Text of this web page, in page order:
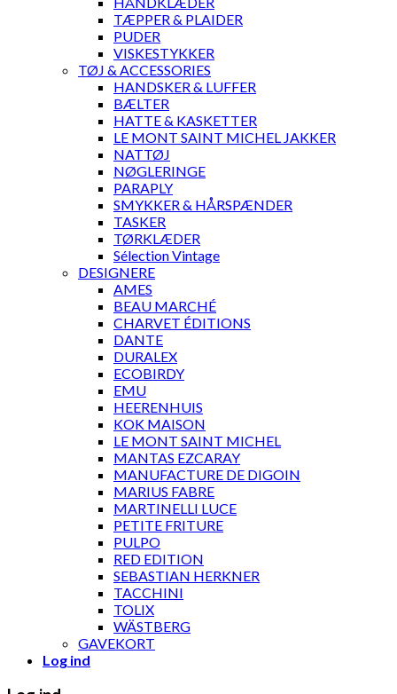
TÆPPER & PLAIDER
PUDER
VISKESTYKKER
TØJ & ACCESSORIES
HANDSKER & LUFFER
BÆLTER
HATTE & KASKETTER
LE MONT SAINT MICHEL JAKKER
NATTØJ
NØGLERINGE
PARAPLY
SMYKKER & HÅRSPÆNDER
TASKER
TØRKLÆDER
Sélection Vintage
DESIGNERE
AMES
BEAU MARCHÉ
CHARVET ÉDITIONS
DANTE
DURALEX
ECOBIRDY
EMU
HEERENHUIS
KOK MAISON
LE MONT SAINT MICHEL
MANTAS EZCARAY
MANUFACTURE DE DIGOIN
MARIUS FABRE
MARTINELLI LUCE
PETITE FRITURE
PULPO
RED EDITION
SEBASTIAN HERKNER
TACCHINI
TOLIX
WÄSTBERG
GAVEKORT
Log ind